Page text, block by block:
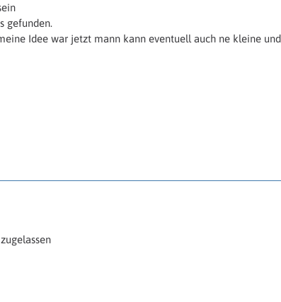
gefunden.
Idee war jetzt mann kann eventuell auch ne kleine